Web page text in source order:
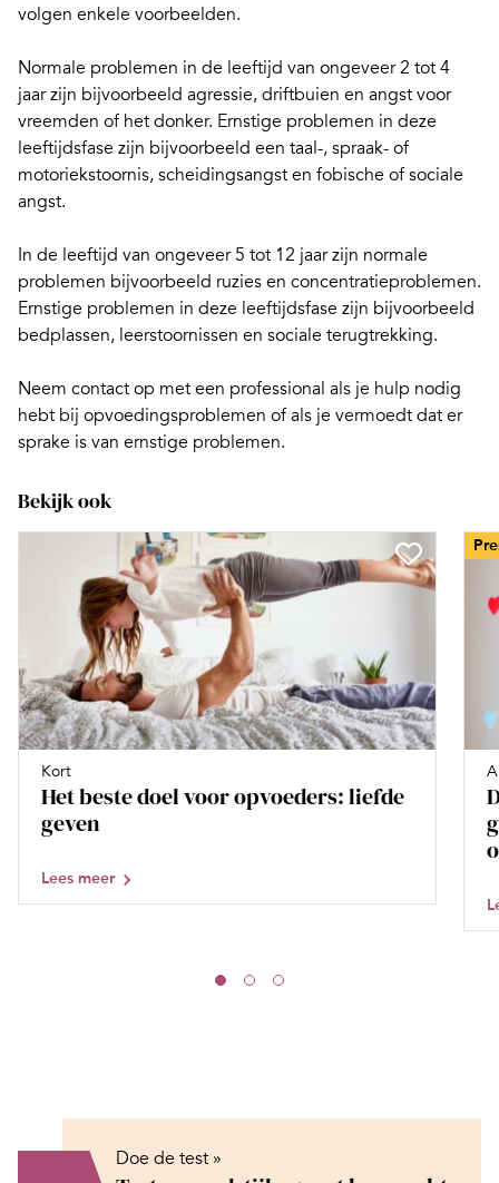
volgen enkele voorbeelden.
Normale problemen in de leeftijd van ongeveer 2 tot 4
jaar zijn bijvoorbeeld agressie, driftbuien en angst voor
vreemden of het donker. Ernstige problemen in deze
leeftijdsfase zijn bijvoorbeeld een taal-, spraak- of
motoriekstoornis, scheidingsangst en fobische of sociale
angst.
In de leeftijd van ongeveer 5 tot 12 jaar zijn normale
problemen bijvoorbeeld ruzies en concentratieproblemen.
Ernstige problemen in deze leeftijdsfase zijn bijvoorbeeld
bedplassen, leerstoornissen en sociale terugtrekking.
Neem contact op met een professional als je hulp nodig
hebt bij opvoedingsproblemen of als je vermoedt dat er
sprake is van ernstige problemen.
Bekijk ook
Kort
Het beste doel voor opvoeders: liefde
geven
Lees meer
Doe de test »